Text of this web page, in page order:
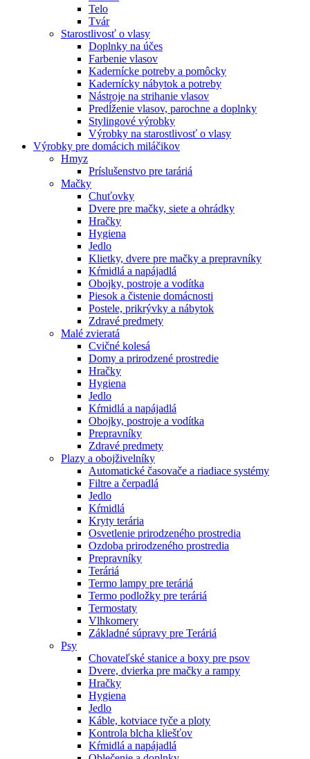
Telo
Tvár
Starostlivosť o vlasy
Doplnky na účes
Farbenie vlasov
Kadernícke potreby a pomôcky
Kadernícky nábytok a potreby
Nástroje na strihanie vlasov
Predĺženie vlasov, parochne a doplnky
Stylingové výrobky
Výrobky na starostlivosť o vlasy
Výrobky pre domácich miláčikov
Hmyz
Príslušenstvo pre taráriá
Mačky
Chuťovky
Dvere pre mačky, siete a ohrádky
Hračky
Hygiena
Jedlo
Klietky, dvere pre mačky a prepravníky
Kŕmidlá a napájadlá
Obojky, postroje a vodítka
Piesok a čistenie domácnosti
Postele, prikrývky a nábytok
Zdravé predmety
Malé zvieratá
Cvičné kolesá
Domy a prirodzené prostredie
Hračky
Hygiena
Jedlo
Kŕmidlá a napájadlá
Obojky, postroje a vodítka
Prepravníky
Zdravé predmety
Plazy a obojživelníky
Automatické časovače a riadiace systémy
Filtre a čerpadlá
Jedlo
Kŕmidlá
Kryty terária
Osvetlenie prirodzeného prostredia
Ozdoba prirodzeného prostredia
Prepravníky
Teráriá
Termo lampy pre teráriá
Termo podložky pre teráriá
Termostaty
Vlhkomery
Základné súpravy pre Teráriá
Psy
Chovateľské stanice a boxy pre psov
Dvere, dvierka pre mačky a rampy
Hračky
Hygiena
Jedlo
Káble, kotviace tyče a ploty
Kontrola blcha kliešťov
Kŕmidlá a napájadlá